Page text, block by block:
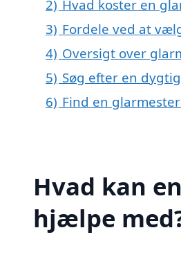
2) Hvad koster en
3) Fordele ved at
4) Oversigt over
5) Søg efter en
6) Find en
Hvad kan
hjælpe